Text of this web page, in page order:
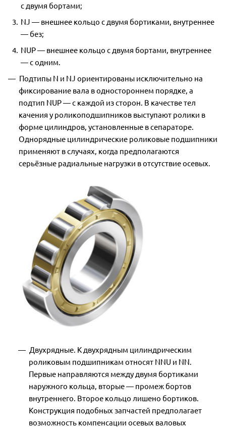
с двумя бортами;
NJ — внешнее кольцо с двумя бортиками, внутреннее
— без;
NUP — внешнее кольцо с двумя бортами, внутреннее
— с одним.
Подтипы N и NJ ориентированы исключительно на
фиксирование вала в одностороннем порядке, а
подтип NUP — с каждой из сторон. В качестве тел
качения у роликоподшипников выступают ролики в
форме цилиндров, установленные в сепараторе.
Однорядные цилиндрические роликовые подшипники
применяют в случаях, когда предполагаются
серьёзные радиальные нагрузки в отсутствие осевых.
Двухрядные. К двухрядным цилиндрическим
роликовым подшипникам относят NNU и NN.
Первые направляются между двумя бортиками
наружного кольца, вторые — промеж бортов
внутреннего. Второе кольцо лишено бортиков.
Конструкция подобных запчастей предполагает
возможность компенсации осевых валовых